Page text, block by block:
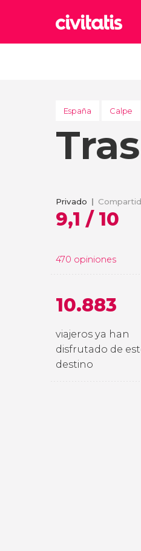
España Calpe
Privado
9,1 / 10
470 opiniones
10.883
viajeros ya han
disfrutado de
destino